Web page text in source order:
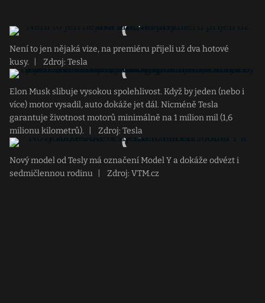
Není to jen nějaká vize, na premiéru přijeli už dva hotové
kusy.
Zdroj: Tesla
Elon Musk slibuje vysokou spolehlivost. Když by jeden (nebo i
více) motor vysadil, auto dokáže jet dál. Nicméně Tesla
garantuje životnost motorů minimálně na 1 milion mil (1,6
milionu kilometrů).
Zdroj: Tesla
Nový model od Tesly má označení Model Y a dokáže odvézt i
sedmičlennou rodinu
Zdroj: VTM.cz